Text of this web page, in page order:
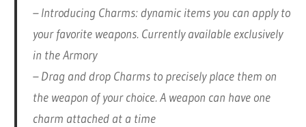
– Introducing Charms: dynamic items you can apply to
your favorite weapons. Currently available exclusively
in the Armory
– Drag and drop Charms to precisely place them on
the weapon of your choice. A weapon can have one
charm attached at a time